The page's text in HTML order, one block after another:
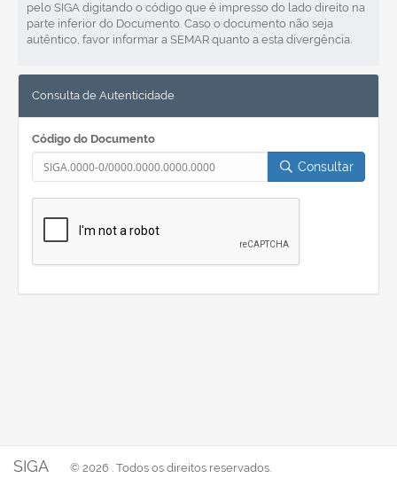
pelo SIGA digitando o código que é impresso do lado direito na
parte inferior do Documento. Caso o documento não seja
autêntico, favor informar a SEMAR quanto a esta divergência.
Consulta de Autenticidade
Código do Documento
Consultar
SIGA © 2026 . Todos os direitos reservados.